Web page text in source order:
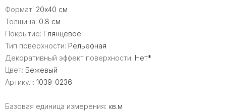
Формат: 20x40 см
Толщина: 0.8 см
Покрытие: Глянцевое
Тип поверхности: Рельефная
Декоративный эффект поверхности: Нет*
Цвет: Бежевый
Артикул: 1039-0236
Базовая единица измерения: кв.м